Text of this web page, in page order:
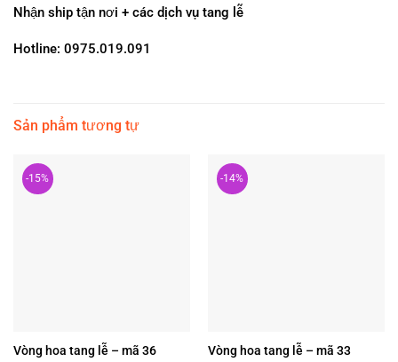
Nhận ship tận nơi + các dịch vụ tang lễ
Hotline: 0975.019.091
Sản phẩm tương tự
-15%
Vòng hoa tang lễ – mã 36
-14%
Vòng hoa tang lễ – mã 33